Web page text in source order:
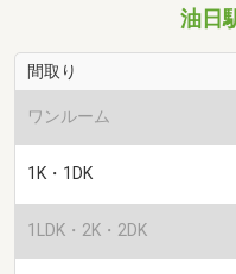
油日
間取り
ワンルーム
1K・1DK
1LDK・2K・2DK